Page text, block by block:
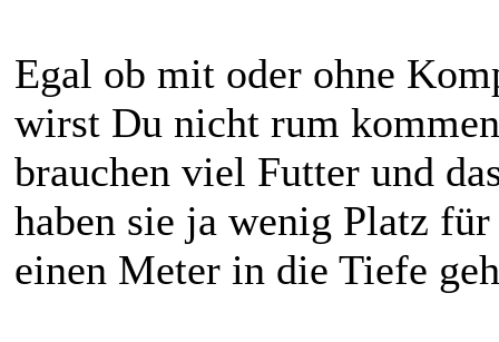
Egal ob mit oder ohne
wirst Du nicht rum
brauchen viel Futter und
haben sie ja wenig Platz
einen Meter in die Tiefe